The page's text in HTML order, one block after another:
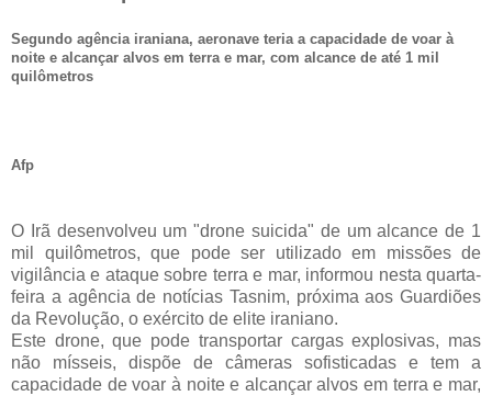
Segundo agência iraniana, aeronave teria a capacidade de voar à
noite e alcançar alvos em terra e mar, com alcance de até 1 mil
quilômetros
Afp
O Irã desenvolveu um "drone suicida" de um alcance de 1
mil quilômetros, que pode ser utilizado em missões de
vigilância e ataque sobre terra e mar, informou nesta quarta-
feira a agência de notícias Tasnim, próxima aos Guardiões
da Revolução, o exército de elite iraniano.
Este drone, que pode transportar cargas explosivas, mas
não mísseis, dispõe de câmeras sofisticadas e tem a
capacidade de voar à noite e alcançar alvos em terra e mar,